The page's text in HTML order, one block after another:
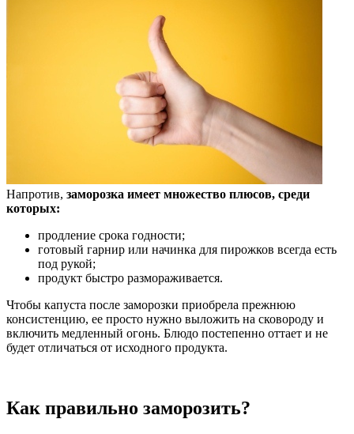
Напротив, заморозка имеет множество плюсов, среди
которых:
продление срока годности;
готовый гарнир или начинка для пирожков всегда есть
под рукой;
продукт быстро размораживается.
Чтобы капуста после заморозки приобрела прежнюю
консистенцию, ее просто нужно выложить на сковороду и
включить медленный огонь. Блюдо постепенно оттает и не
будет отличаться от исходного продукта.
Как правильно заморозить?